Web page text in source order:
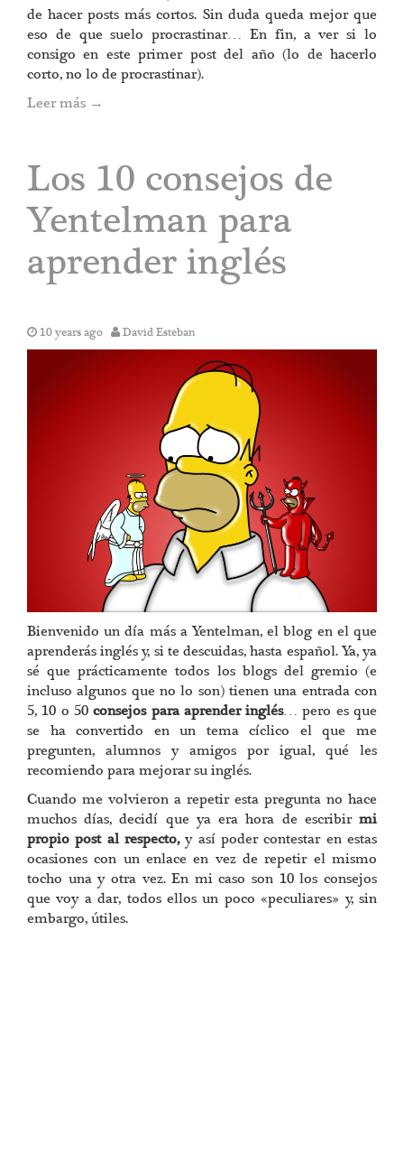
de hacer posts más cortos. Sin duda queda mejor que
eso de que suelo procrastinar… En fin, a ver si lo
consigo en este primer post del año (lo de hacerlo
corto, no lo de procrastinar).
Leer más →
Los 10 consejos de
Yentelman para
aprender inglés
10 years ago David Esteban
Bienvenido un día más a Yentelman, el blog en el que
aprenderás inglés y, si te descuidas, hasta español. Ya, ya
sé que prácticamente todos los blogs del gremio (e
incluso algunos que no lo son) tienen una entrada con
5, 10 o 50consejos para aprender inglés… pero es que
se ha convertido en un tema cíclico el que me
pregunten, alumnos y amigos por igual, qué les
recomiendo para mejorar su inglés.
Cuando me volvieron a repetir esta pregunta no hace
muchos días, decidí que ya era hora de escribir mi
propio post al respecto,y así poder contestar en estas
ocasiones con un enlace en vez de repetir el mismo
tocho una y otra vez. En mi caso son 10 los consejos
que voy a dar, todos ellos un poco «peculiares» y, sin
embargo, útiles.